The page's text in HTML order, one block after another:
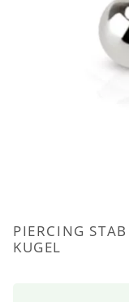
PIERCING
KUGEL